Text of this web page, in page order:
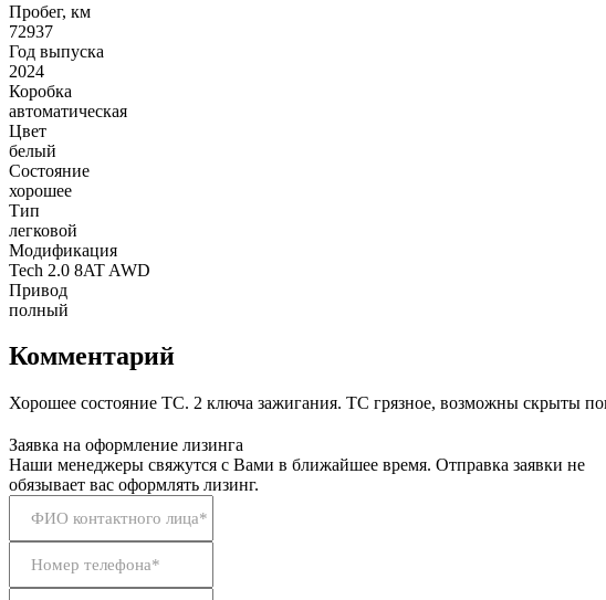
Пробег, км
72937
Год выпуска
2024
Коробка
автоматическая
Цвет
белый
Состояние
хорошее
Тип
легковой
Модификация
Tech 2.0 8AT AWD
Привод
полный
Комментарий
Хорошее состояние ТС. 2 ключа зажигания. ТС грязное, возможны скрыты
Заявка на оформление лизинга
Наши менеджеры свяжутся с Вами в ближайшее время. Отправка заявки не
обязывает вас оформлять лизинг.
ФИО контактного лица*
Номер телефона*